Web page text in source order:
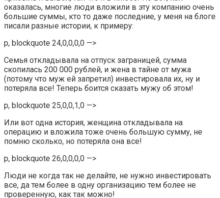
оказалась, многие люди вложили в эту компанию очень
большие суммы, кто то даже последние, у меня на блоге
писали разные истории, к примеру:
p, blockquote 24,0,0,0,0 —>
Семья откладывала на отпуск заграницей, сумма
скопилась 200 000 рублей, и жена в тайне от мужа
(потому что муж ей запретил) инвестировала их, ну и
потеряла все! Теперь боится сказать мужу об этом!
p, blockquote 25,0,0,1,0 —>
Или вот одна история, женщина откладывала на
операцию и вложила тоже очень большую сумму, не
помню сколько, но потеряла она все!
p, blockquote 26,0,0,0,0 —>
Люди не когда так не делайте, не нужно инвестировать
все, да тем более в одну организацию тем более не
проверенную, как так можно!